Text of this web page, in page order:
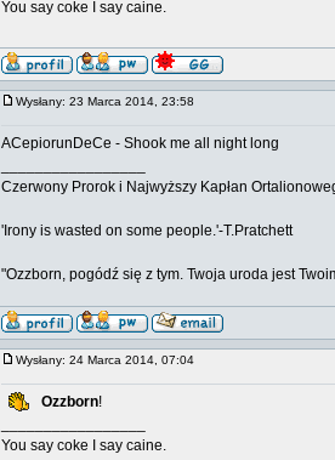
You say coke I say caine.
Wysłany: 23 Marca 2014, 23:58
ACepiorunDeCe - Shook me all night long
Czerwony Prorok i Najwyższy Kapłan
'Irony is wasted on some people.'-T.Pratchett
"Ozzborn, pogódź się z tym. Twoja uroda jest
Wysłany: 24 Marca 2014, 07:04
Ozzborn!
You say coke I say caine.